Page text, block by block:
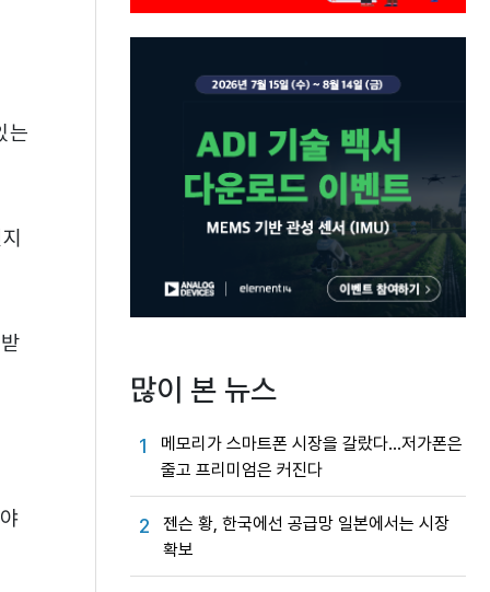
는
많이 본 뉴스
1
메모리가 스마트폰 시장을 갈랐다…저가폰은
줄고 프리미엄은 커진다
2
젠슨 황, 한국에선 공급망 일본에서는 시장
확보